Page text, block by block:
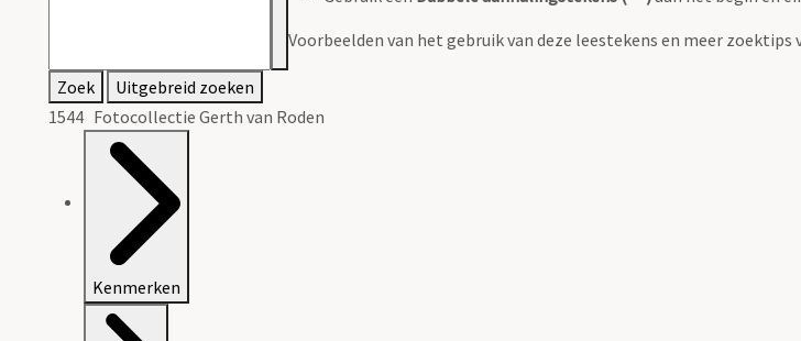
Voorbeelden van het gebruik van deze leestekens en meer zoektips
Zoek
Uitgebreid zoeken
1544 Fotocollectie Gerth van Roden
Kenmerken